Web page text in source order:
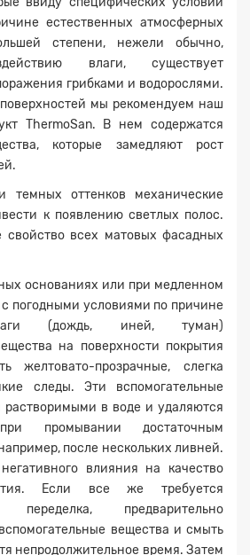
естественных атмосферных
степени, нежели обычно,
влаги, существует
грибками и водорослями.
мы рекомендуем наш
ThermoSan. В нем содержатся
которые замедляют рост
темных оттенков механические
к появлению светлых полос.
свойство всех матовых фасадных
основаниях или при медленном
погодными условиями по причине
(дождь, иней, туман)
на поверхности покрытия
желтовато-прозрачные, слегка
следы. Эти вспомогательные
растворимыми в воде и удаляются
при промывании достаточным
после нескольких ливней.
влияния на качество
Если все же требуется
переделка, предварительно
вещества и смыть
непродолжительное время. Затем